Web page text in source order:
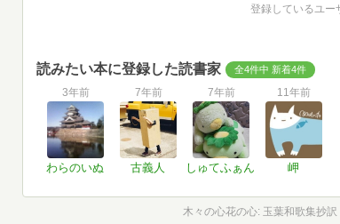
登録しているユー
読みたい本に登録した読書家 全4件中 新着4件
3年前
わらのいぬ
7年前
古義人
7年前
しゅてふぁん
11年前
岬
木々の心花の心: 玉葉和歌集抄